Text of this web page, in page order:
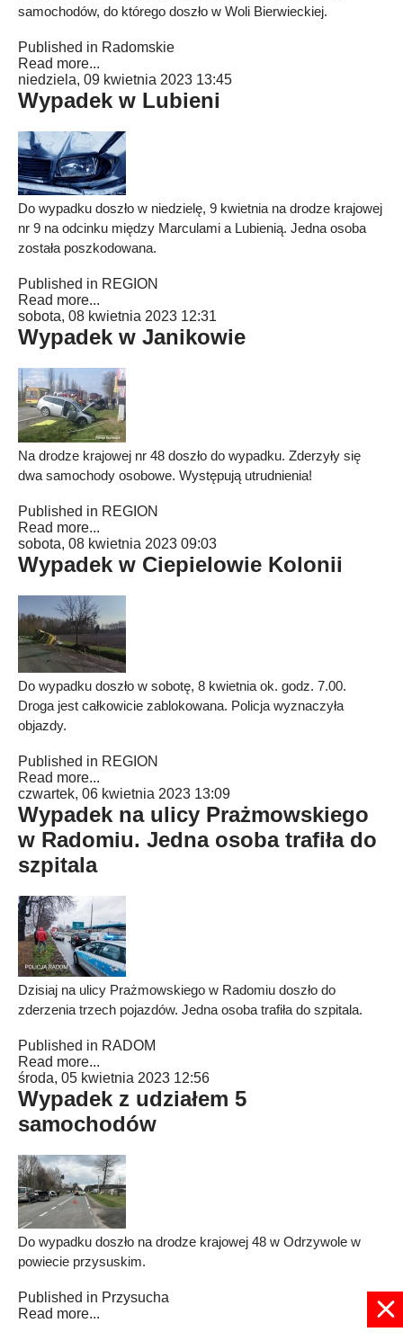
samochodów, do którego doszło w Woli Bierwieckiej.
Published in Radomskie
Read more...
niedziela, 09 kwietnia 2023 13:45
Wypadek w Lubieni
Do wypadku doszło w niedzielę, 9 kwietnia na drodze krajowej
nr 9 na odcinku między Marculami a Lubienią. Jedna osoba
została poszkodowana.
Published in REGION
Read more...
sobota, 08 kwietnia 2023 12:31
Wypadek w Janikowie
Na drodze krajowej nr 48 doszło do wypadku. Zderzyły się
dwa samochody osobowe. Występują utrudnienia!
Published in REGION
Read more...
sobota, 08 kwietnia 2023 09:03
Wypadek w Ciepielowie Kolonii
Do wypadku doszło w sobotę, 8 kwietnia ok. godz. 7.00.
Droga jest całkowicie zablokowana. Policja wyznaczyła
objazdy.
Published in REGION
Read more...
czwartek, 06 kwietnia 2023 13:09
Wypadek na ulicy Prażmowskiego
w Radomiu. Jedna osoba trafiła do
szpitala
Dzisiaj na ulicy Prażmowskiego w Radomiu doszło do
zderzenia trzech pojazdów. Jedna osoba trafiła do szpitala.
Published in RADOM
Read more...
środa, 05 kwietnia 2023 12:56
Wypadek z udziałem 5
samochodów
Do wypadku doszło na drodze krajowej 48 w Odrzywole w
powiecie przysuskim.
Published in Przysucha
Read more...